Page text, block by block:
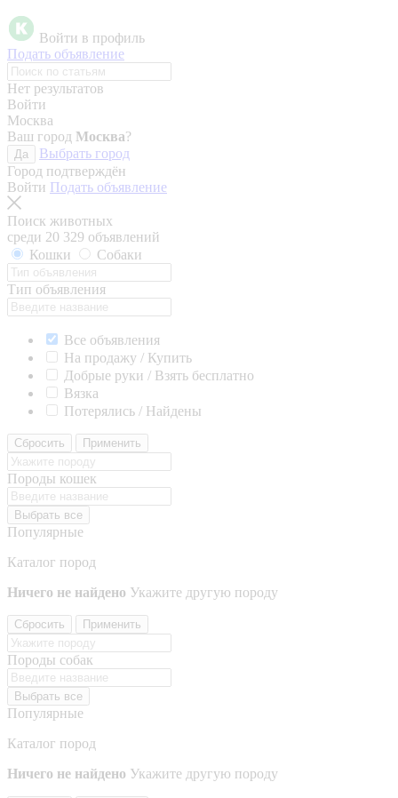
Войти в профиль
Подать объявление
Нет результатов
Войти
Москва
Ваш город Москва?
Да
Выбрать город
Город подтверждён
Войти Подать объявление
Поиск животных
среди 20 329 объявлений
Кошки
Собаки
Тип объявления
Все объявления
На продажу / Купить
Добрые руки / Взять бесплатно
Вязка
Потерялись / Найдены
Сбросить Применить
Породы кошек
Выбрать все
Популярные
Каталог пород
Ничего не найдено Укажите другую породу
Сбросить Применить
Породы собак
Выбрать все
Популярные
Каталог пород
Ничего не найдено Укажите другую породу